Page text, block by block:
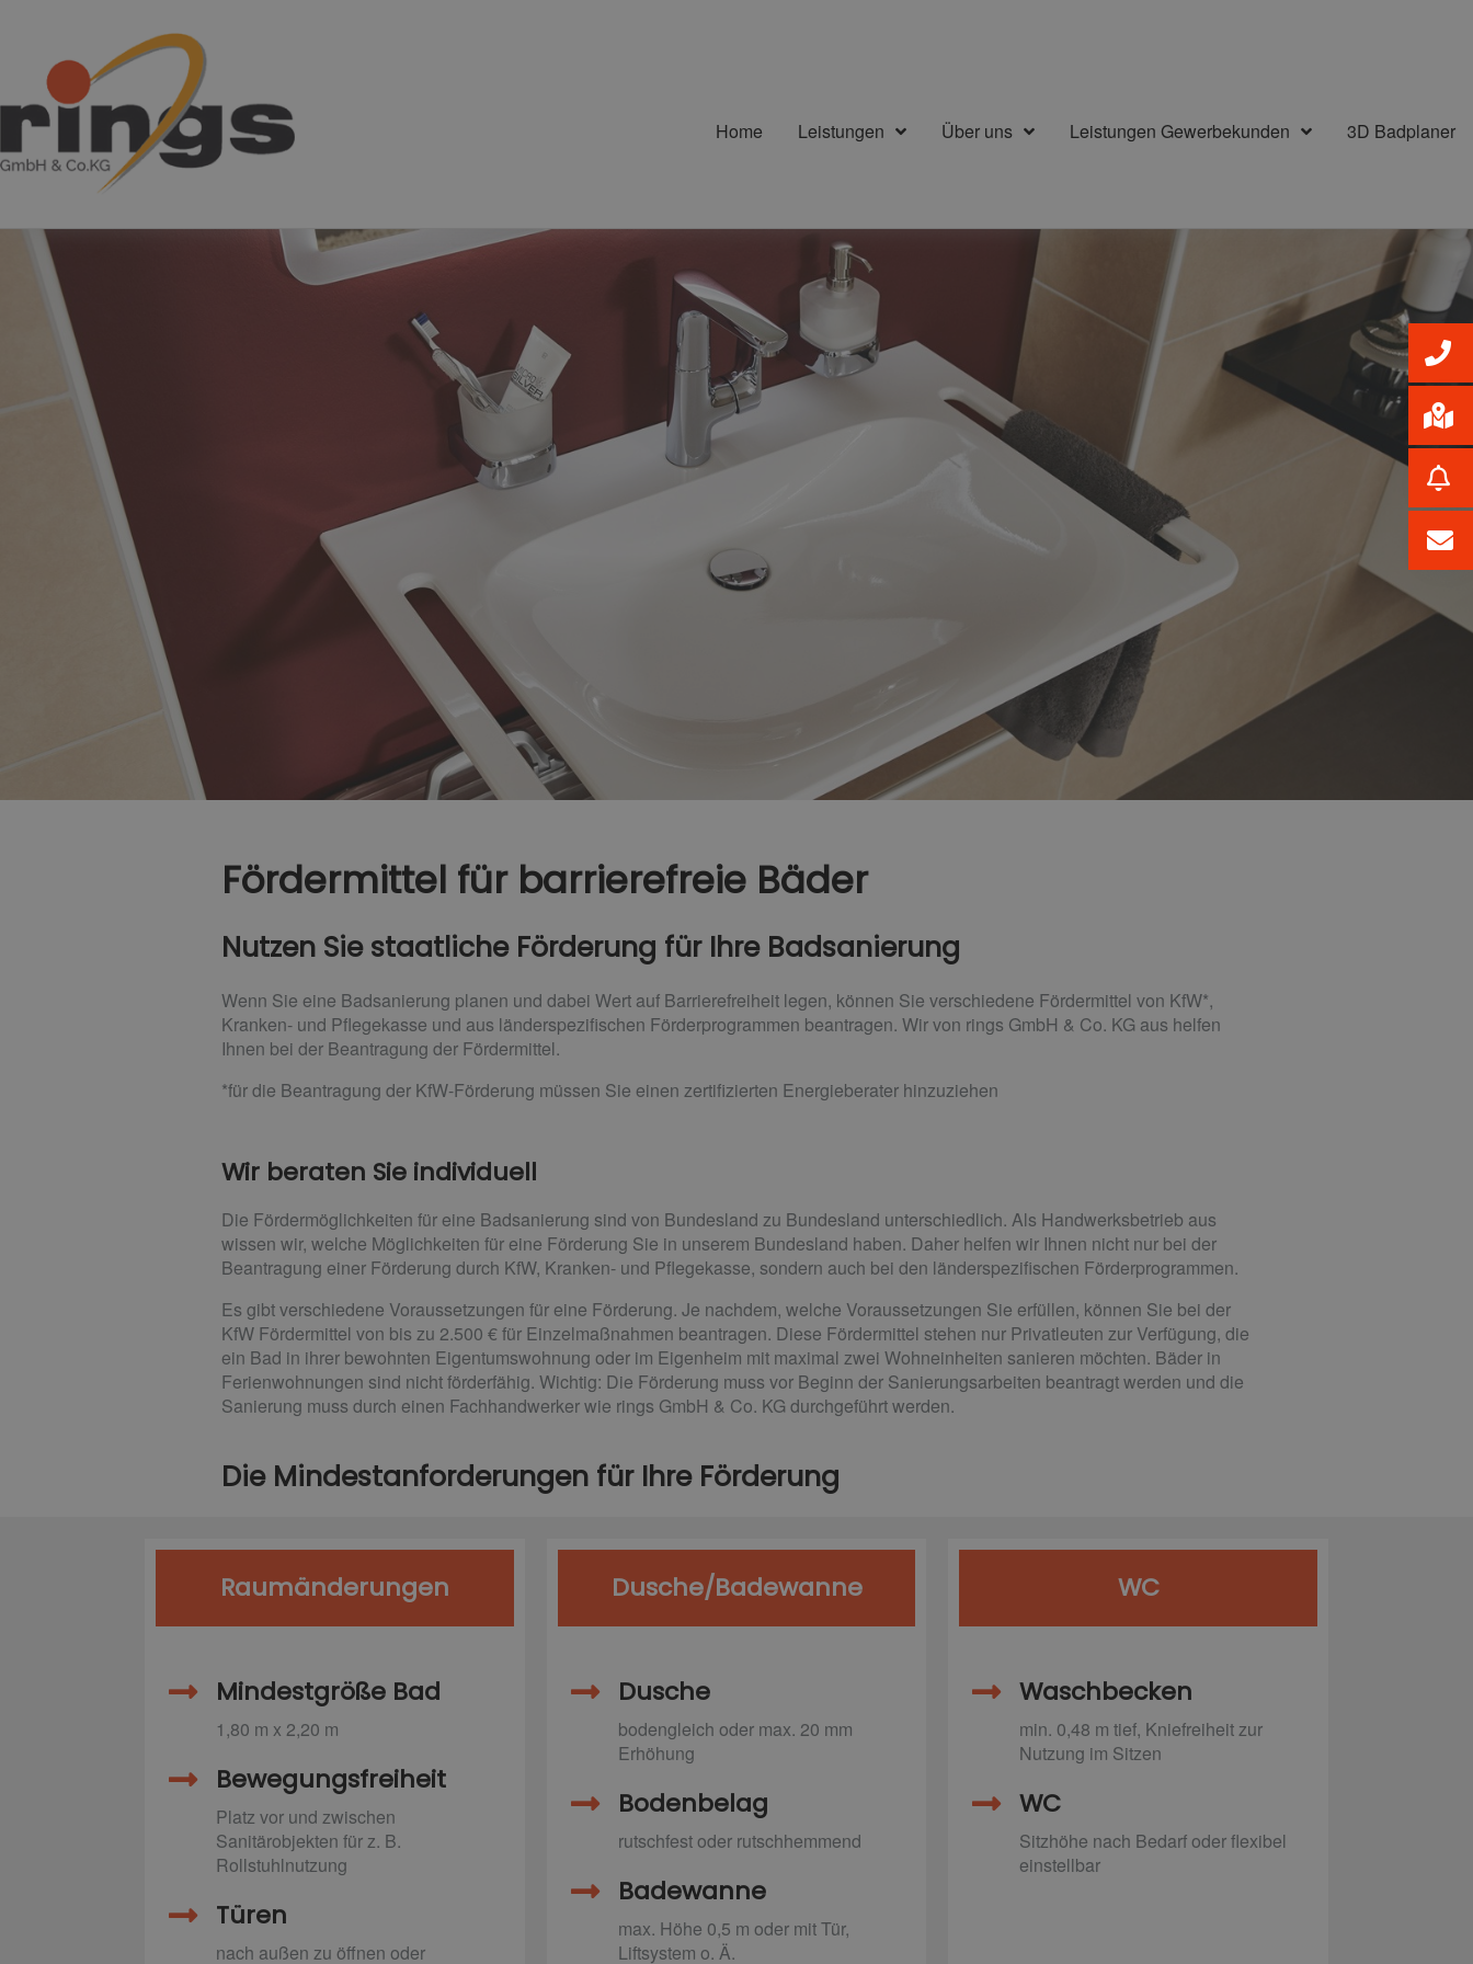
Home Leistungen Über uns Leistungen Gewerbekunden 3D Badplaner
Fördermittel für barrierefreie Bäder
Nutzen Sie staatliche Förderung für Ihre Badsanierung
Wenn Sie eine Badsanierung planen und dabei Wert auf Barrierefreiheit legen, können Sie verschiedene Fördermittel von KfW*,
Kranken- und Pflegekasse und aus länderspezifischen Förderprogrammen beantragen. Wir von rings GmbH & Co. KG aus helfen
Ihnen bei der Beantragung der Fördermittel.
*für die Beantragung der KfW-Förderung müssen Sie einen zertifizierten Energieberater hinzuziehen
Wir beraten Sie individuell
Die Fördermöglichkeiten für eine Badsanierung sind von Bundesland zu Bundesland unterschiedlich. Als Handwerksbetrieb aus
wissen wir, welche Möglichkeiten für eine Förderung Sie in unserem Bundesland haben. Daher helfen wir Ihnen nicht nur bei der
Beantragung einer Förderung durch KfW, Kranken- und Pflegekasse, sondern auch bei den länderspezifischen Förderprogrammen.
Es gibt verschiedene Voraussetzungen für eine Förderung. Je nachdem, welche Voraussetzungen Sie erfüllen, können Sie bei der
KfW Fördermittel von bis zu 2.500 € für Einzelmaßnahmen beantragen. Diese Fördermittel stehen nur Privatleuten zur Verfügung, die
ein Bad in ihrer bewohnten Eigentumswohnung oder im Eigenheim mit maximal zwei Wohneinheiten sanieren möchten. Bäder in
Ferienwohnungen sind nicht förderfähig. Wichtig: Die Förderung muss vor Beginn der Sanierungsarbeiten beantragt werden und die
Sanierung muss durch einen Fachhandwerker wie rings GmbH & Co. KG durchgeführt werden.
Die Mindestanforderungen für Ihre Förderung
Raumänderungen
Mindestgröße Bad
1,80 m x 2,20 m
Bewegungsfreiheit
Platz vor und zwischen
Sanitärobjekten für z. B.
Rollstuhlnutzung
Türen
nach außen zu öffnen oder
Dusche/Badewanne
Dusche
bodengleich oder max. 20 mm
Erhöhung
Bodenbelag
rutschfest oder rutschhemmend
Badewanne
max. Höhe 0,5 m oder mit Tür,
Liftsystem o. Ä.
WC
Waschbecken
min. 0,48 m tief, Kniefreiheit zur
Nutzung im Sitzen
WC
Sitzhöhe nach Bedarf oder flexibel
einstellbar